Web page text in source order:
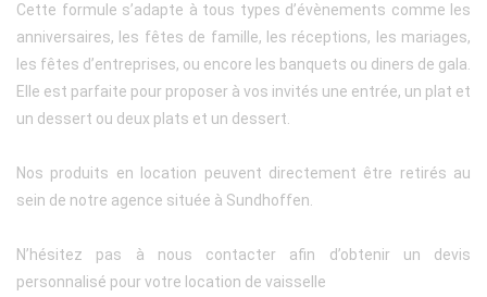
Cette formule s’adapte à tous types d’évènements comme les
anniversaires, les fêtes de famille, les réceptions, les mariages,
les fêtes d’entreprises, ou encore les banquets ou diners de gala.
Elle est parfaite pour proposer à vos invités une entrée, un plat et
un dessert ou deux plats et un dessert.
Nos produits en location peuvent directement être retirés au
sein de notre agence située à Sundhoffen.
N’hésitez pas à nous contacter afin d’obtenir un devis
personnalisé pour votre location de vaisselle